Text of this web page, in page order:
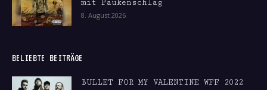
mit Paukenschlag
8. August 2026
BELIEBTE BEITRÄGE
BULLET FOR MY VALENTINE WFF 2022